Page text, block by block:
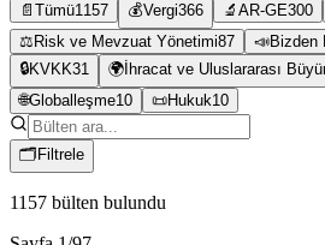
📄 Tümü1157 💰Vergi366 🔬 AR-GE300
⚖️ Risk ve Mevzuat Yönetimi87 📣Bizden
🔒KVKK31 🌍 İhracat ve Uluslararası
🌐Globalleşme10 📜Hukuk10
🗂 Filtrele
1157 bülten bulundu